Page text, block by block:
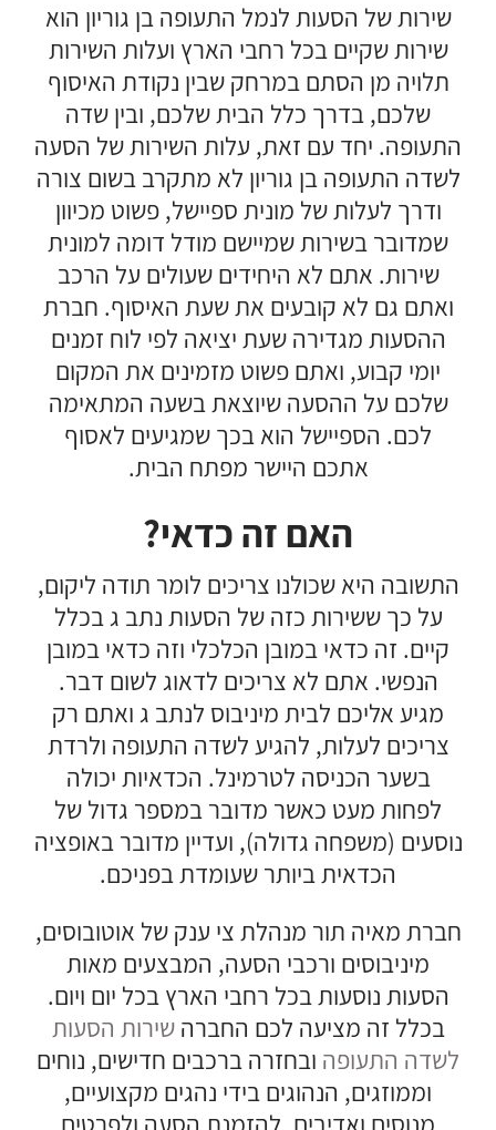
שירות של הסעות לנמל התעופה בן גוריון הוא
שירות שקיים בכל רחבי הארץ ועלות השירות
תלויה מן הסתם במרחק שבין נקודת האיסוף
שלכם, בדרך כלל הבית שלכם, ובין שדה
התעופה. יחד עם זאת, עלות השירות של הסעה
לשדה התעופה בן גוריון לא מתקרב בשום צורה
ודרך לעלות של מונית ספיישל, פשוט מכיוון
שמדובר בשירות שמיישם מודל דומה למונית
שירות. אתם לא היחידים שעולים על הרכב
ואתם גם לא קובעים את שעת האיסוף. חברת
ההסעות מגדירה שעת יציאה לפי לוח זמנים
יומי קבוע, ואתם פשוט מזמינים את המקום
שלכם על ההסעה שיוצאת בשעה המתאימה
לכם. הספיישל הוא בכך שמגיעים לאסוף
אתכם היישר מפתח הבית.
האם זה כדאי?
התשובה היא שכולנו צריכים לומר תודה ליקום,
על כך ששירות כזה של הסעות נתב ג בכלל
קיים. זה כדאי במובן הכלכלי וזה כדאי במובן
הנפשי. אתם לא צריכים לדאוג לשום דבר.
מגיע אליכם לבית מיניבוס לנתב ג ואתם רק
צריכים לעלות, להגיע לשדה התעופה ולרדת
בשער הכניסה לטרמינל. הכדאיות יכולה
לפחות מעט כאשר מדובר במספר גדול של
נוסעים (משפחה גדולה), ועדיין מדובר באופציה
הכדאית ביותר שעומדת בפניכם.
חברת מאיה תור מנהלת צי ענק של אוטובוסים,
מיניבוסים ורכבי הסעה, המבצעים מאות
הסעות נוסעות בכל רחבי הארץ בכל יום ויום.
בכלל זה מציעה לכם החברהשירות הסעות
לשדה התעופה ובחזרה ברכבים חדישים, נוחים
וממוזגים, הנהוגים בידי נהגים מקצועיים,